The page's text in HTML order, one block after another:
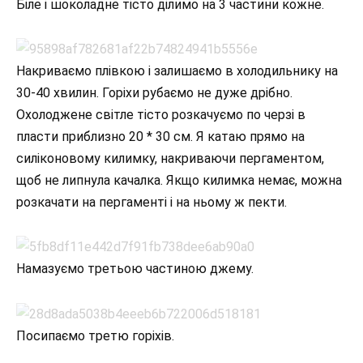
Біле і шоколадне тісто ділимо на 3 частини кожне.
Накриваємо плівкою і залишаємо в холодильнику на
30-40 хвилин. Горіхи рубаємо не дуже дрібно.
Охолоджене світле тісто розкачуємо по черзі в
пласти приблизно 20 * 30 см. Я катаю прямо на
силіконовому килимку, накриваючи пергаментом,
щоб не липнула качалка. Якщо килимка немає, можна
розкачати на пергаменті і на ньому ж пекти.
Намазуємо третьою частиною джему.
Посипаємо третю горіхів.